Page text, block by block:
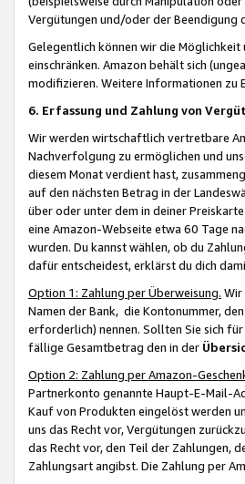
Vergütungen und/oder der Beendigung
Gelegentlich können wir die
einschränken. Amazon behält sich
modifizieren. Weitere Informationen zu
6. Erfassung und Zahlung von
Wir werden wirtschaftlich vertretbare
Nachverfolgung zu ermöglichen und
diesem Monat verdient hast,
auf den nächsten Betrag in der
über oder unter dem in deiner
eine Amazon-Webseite etwa 60 Tage
wurden. Du kannst wählen, ob du
dafür entscheidest, erklärst du dich
Option 1: Zahlung per Überweisung. Wir
Namen der Bank, die Kontonummer,
erforderlich) nennen. Sollten Sie sich
fällige Gesamtbetrag den in der
Option 2: Zahlung per Amazon-
Partnerkonto genannte Haupt-E-Mail-
Kauf von Produkten eingelöst werden
uns das Recht vor, Vergütungen
das Recht vor, den Teil der Zahlungen,
Zahlungsart angibst. Die Zahlung per